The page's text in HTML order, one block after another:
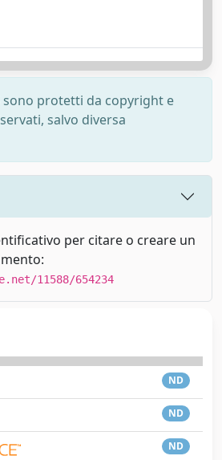
sono protetti da copyright e
salvo diversa
per citare o creare un
11588/654234
ND
ND
ND